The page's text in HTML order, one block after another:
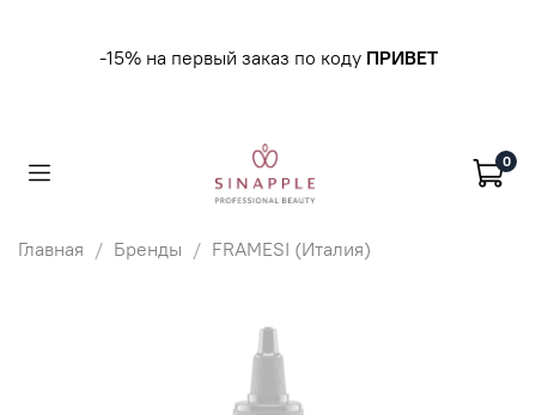
-15% на первый заказ по коду ПРИВЕТ
0
Главная Бренды FRAMESI (Италия)